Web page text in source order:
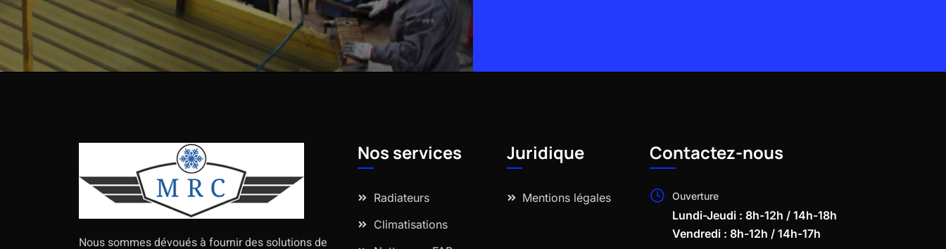
Nous sommes dévoués à fournir des solutions de
Nos services
Radiateurs
Climatisations
Juridique
Mentions légales
Contactez-nous
Ouverture
Lundi-Jeudi : 8h-12h / 14h-18h
Vendredi : 8h-12h / 14h-17h